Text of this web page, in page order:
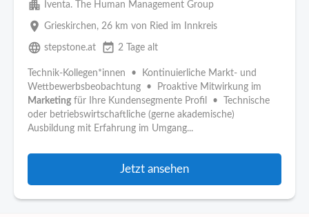
apartment Iventa. The Human Management Group
place Grieskirchen, 26 km von Ried im Innkreis
language stepstone.at event_available 2 Tage alt
Technik-Kollegen*innen • Kontinuierliche Markt- und
Wettbewerbsbeobachtung • Proaktive Mitwirkung im
Marketing für Ihre Kundensegmente Profil • Technische
oder betriebswirtschaftliche (gerne akademische)
Ausbildung mit Erfahrung im Umgang...
Jetzt ansehen